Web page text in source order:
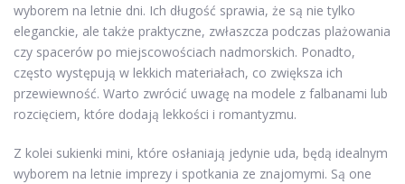
wyborem na letnie dni. Ich długość sprawia, że są nie tylko
eleganckie, ale także praktyczne, zwłaszcza podczas plażowania
czy spacerów po miejscowościach nadmorskich. Ponadto,
często występują w lekkich materiałach, co zwiększa ich
przewiewność. Warto zwrócić uwagę na modele z falbanami lub
rozcięciem, które dodają lekkości i romantyzmu.
Z kolei sukienki mini, które osłaniają jedynie uda, będą idealnym
wyborem na letnie imprezy i spotkania ze znajomymi. Są one